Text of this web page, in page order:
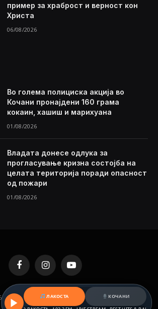
пример за храброст и верност кон
Христа
06/08/2026
Во голема полициска акција во
Кочани пронајдени 160 грама
кокаин, хашиш и марихуана
01/08/2026
Владата донесе одлука за
прогласување кризна состојба на
целата територија поради опасност
од пожари
01/08/2026
FacebookInstagramYouTube
Designed by MKNET.
ЛАКОСТА
КОЧАНИ